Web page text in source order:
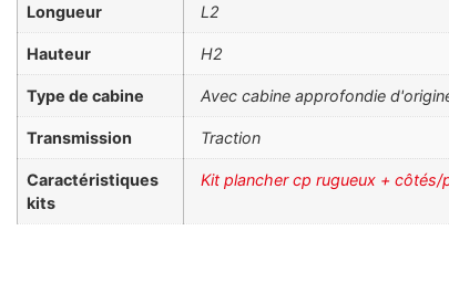
Longueur L2
Hauteur H2
Type de cabine Avec cabine approfondie
Transmission Traction
Caractéristiques
kits
Kit plancher cp rugueux +